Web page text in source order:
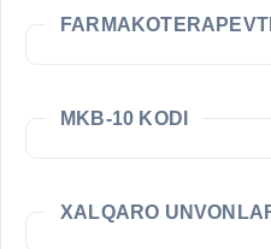
MKB-10 KODI
XALQARO